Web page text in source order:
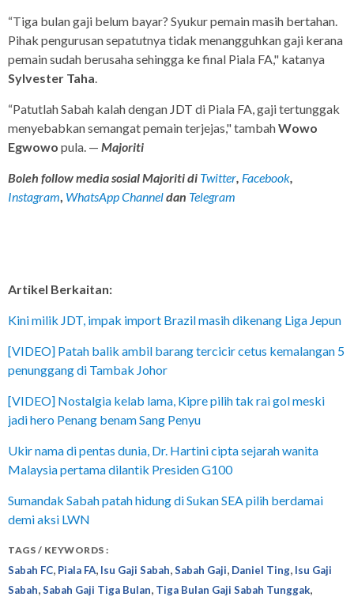
“Tiga bulan gaji belum bayar? Syukur pemain masih bertahan.
Pihak pengurusan sepatutnya tidak menangguhkan gaji kerana
pemain sudah berusaha sehingga ke final Piala FA," katanya
Sylvester Taha
“Patutlah Sabah kalah dengan JDT di Piala FA, gaji tertunggak
menyebabkan semangat pemain terjejas," tambahWowo
Egwowo pula. — Majoriti
Boleh follow media sosial Majoriti di Twitter Facebook
Instagram WhatsApp Channeldan Telegram
Artikel Berkaitan:
Kini milik JDT, impak import Brazil masih dikenang Liga Jepun
[VIDEO] Patah balik ambil barang tercicir cetus kemalangan 5
penunggang di Tambak Johor
[VIDEO] Nostalgia kelab lama, Kipre pilih tak rai gol meski
jadi hero Penang benam Sang Penyu
Ukir nama di pentas dunia, Dr. Hartini cipta sejarah wanita
Malaysia pertama dilantik Presiden G100
Sumandak Sabah patah hidung di Sukan SEA pilih berdamai
demi aksi LWN
TAGS / KEYWORDS :
Sabah FC Piala FA Isu Gaji Sabah Sabah Gaji Daniel Ting Isu Gaji
Sabah Sabah Gaji Tiga Bulan Tiga Bulan Gaji Sabah Tunggak